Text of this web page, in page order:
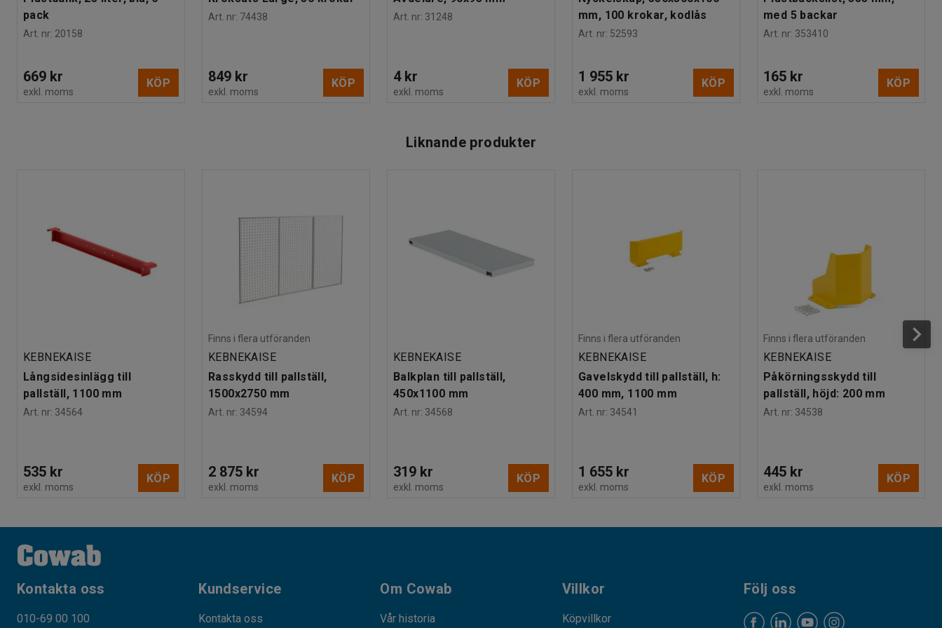
pack
Art. nr: 20158
669 kr
exkl. moms
KÖP
Art. nr: 74438
849 kr
exkl. moms
KÖP
Art. nr: 31248
4 kr
exkl. moms
KÖP
mm, 100 krokar, kodlås
Art. nr: 52593
1 955 kr
exkl. moms
KÖP
med 5 backar
Art. nr: 353410
165 kr
exkl. moms
KÖP
Liknande produkter
KEBNEKAISE
Långsidesinlägg till
pallställ, 1100 mm
Art. nr: 34564
535 kr
exkl. moms
KÖP
Finns i flera utföranden
KEBNEKAISE
Rasskydd till pallställ,
1500x2750 mm
Art. nr: 34594
2 875 kr
exkl. moms
KÖP
KEBNEKAISE
Balkplan till pallställ,
450x1100 mm
Art. nr: 34568
319 kr
exkl. moms
KÖP
Finns i flera utföranden
KEBNEKAISE
Gavelskydd till pallställ, h:
400 mm, 1100 mm
Art. nr: 34541
1 655 kr
exkl. moms
KÖP
Finns i flera utföranden
KEBNEKAISE
Påkörningsskydd till
pallställ, höjd: 200 mm
Art. nr: 34538
445 kr
exkl. moms
KÖP
Kontakta oss
010-69 00 100
Kundservice
Kontakta oss
Om Cowab
Vår historia
Villkor
Köpvillkor
Följ oss